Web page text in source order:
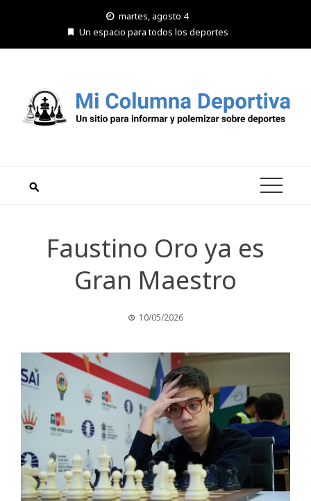
martes, agosto 4
Un espacio para todos los deportes
Faustino Oro ya es
Gran Maestro
10/05/2026